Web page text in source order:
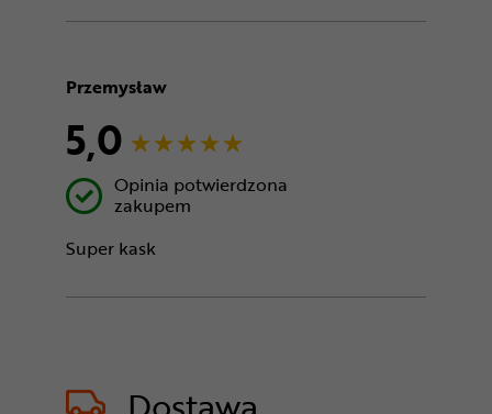
Przemysław
5,0
Opinia potwierdzona
zakupem
Super kask